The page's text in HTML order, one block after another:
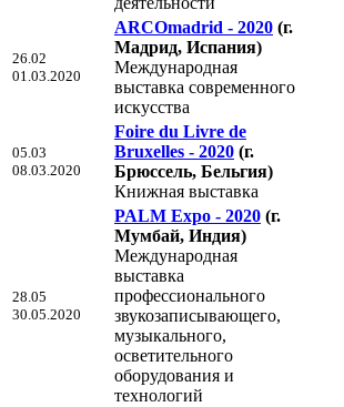
26.02
01.03.2020
ARCOmadrid - 2020 (г.
Мадрид, Испания)
Международная
выставка современного
искусства
05.03
08.03.2020
Foire du Livre de
Bruxelles - 2020 (г.
Брюссель, Бельгия)
Книжная выставка
28.05
30.05.2020
PALM Expo - 2020 (г.
Мумбай, Индия)
Международная
выставка
профессионального
звукозаписывающего,
музыкального,
осветительного
оборудования и
технологий